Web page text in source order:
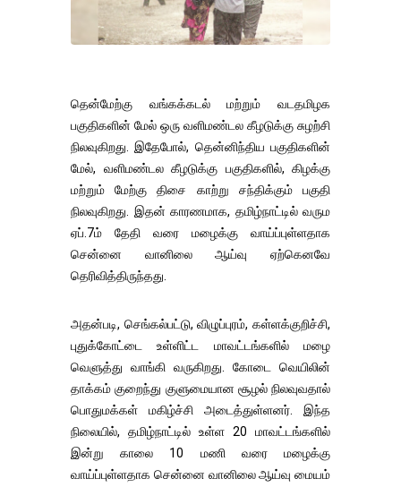
தென்மேற்கு வங்கக்கடல் மற்றும் வடதமிழக
பகுதிகளின் மேல் ஒரு வளிமண்டல கீழடுக்கு சுழற்சி
நிலவுகிறது. இதேபோல், தென்னிந்திய பகுதிகளின்
மேல், வளிமண்டல கீழடுக்கு பகுதிகளில், கிழக்கு
மற்றும் மேற்கு திசை காற்று சந்திக்கும் பகுதி
நிலவுகிறது. இதன் காரணமாக, தமிழ்நாட்டில் வரும
ஏப்.7ம் தேதி வரை மழைக்கு வாய்ப்புள்ளதாக
சென்னை வானிலை ஆய்வு ஏற்கெனவே
தெரிவித்திருந்தது.
அதன்படி, செங்கல்பட்டு, விழுப்புரம், கள்ளக்குறிச்சி,
புதுக்கோட்டை உள்ளிட்ட மாவட்டங்களில் மழை
வெளுத்து வாங்கி வருகிறது. கோடை வெயிலின்
தாக்கம் குறைந்து குளுமையான சூழல் நிலவுவதால்
பொதுமக்கள் மகிழ்ச்சி அடைத்துள்ளனர். இந்த
நிலையில், தமிழ்நாட்டில் உள்ள 20 மாவட்டங்களில்
இன்று காலை 10 மணி வரை மழைக்கு
வாய்ப்புள்ளதாக சென்னை வானிலை ஆய்வு மையம்